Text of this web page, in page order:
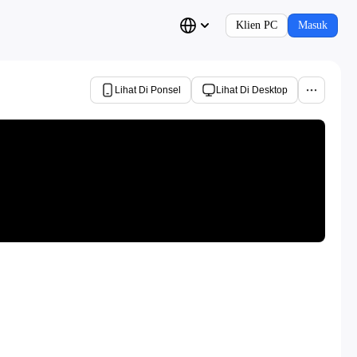
Klien PC Masuk
Lihat Di Ponsel Lihat Di Desktop